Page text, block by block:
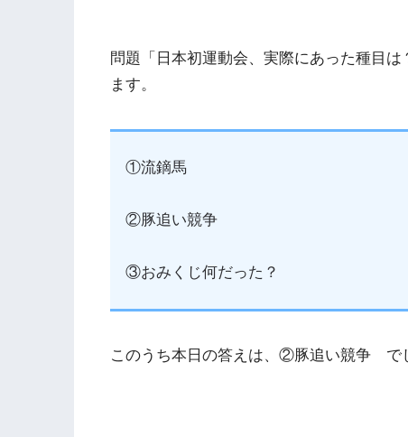
問題「日本初運動会、実際にあった種目
ます。
①流鏑馬
②豚追い競争
③おみくじ何だった？
このうち本日の答えは、②豚追い競争 で